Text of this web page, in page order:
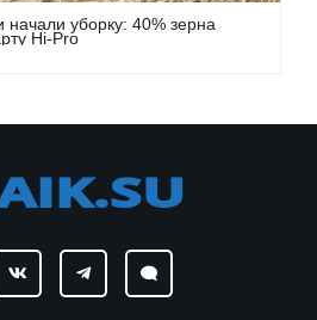
начали уборку: 40% зерна
Hi-Pro